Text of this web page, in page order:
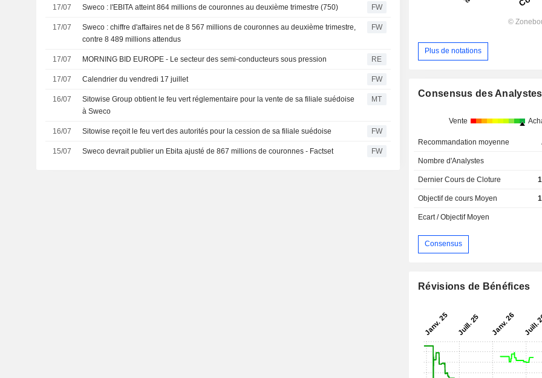
17/07 Sweco : l'EBITA atteint 864 millions de couronnes au deuxième trimestre (750) FW
17/07
Sweco : chiffre d'affaires net de 8 567 millions de couronnes au deuxième trimestre,
contre 8 489 millions attendus
FW
17/07 MORNING BID EUROPE - Le secteur des semi-conducteurs sous pression RE
17/07 Calendrier du vendredi 17 juillet FW
16/07
Sitowise Group obtient le feu vert réglementaire pour la vente de sa filiale suédoise
à Sweco
MT
16/07 Sitowise reçoit le feu vert des autorités pour la cession de sa filiale suédoise FW
15/07 Sweco devrait publier un Ebita ajusté de 867 millions de couronnes - Factset FW
Plus de notations
Consensus des Analystes
Vente
Recommandation moyenne
Nombre d'Analystes
Dernier Cours de Cloture
Objectif de cours Moyen
Ecart / Objectif Moyen
Consensus
Révisions de Bénéfices